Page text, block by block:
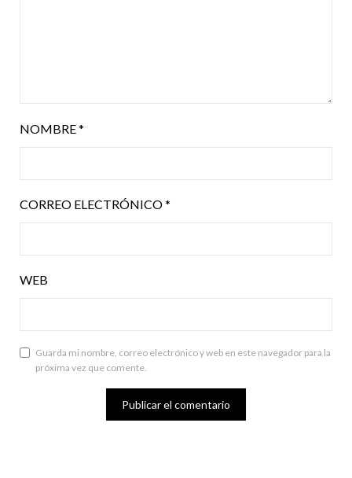
NOMBRE*
CORREO ELECTRÓNICO*
WEB
Guarda mi nombre, correo electrónico y web en este navegador para la
próxima vez que comente.